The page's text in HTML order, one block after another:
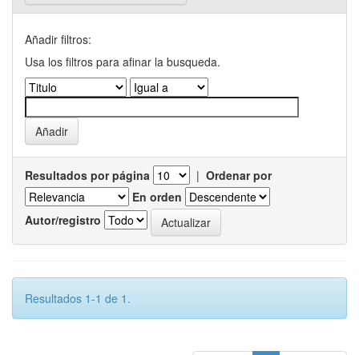
Añadir filtros:
Usa los filtros para afinar la busqueda.
Resultados por página | Ordenar por
En orden
Autor/registro
Resultados 1-1 de 1.